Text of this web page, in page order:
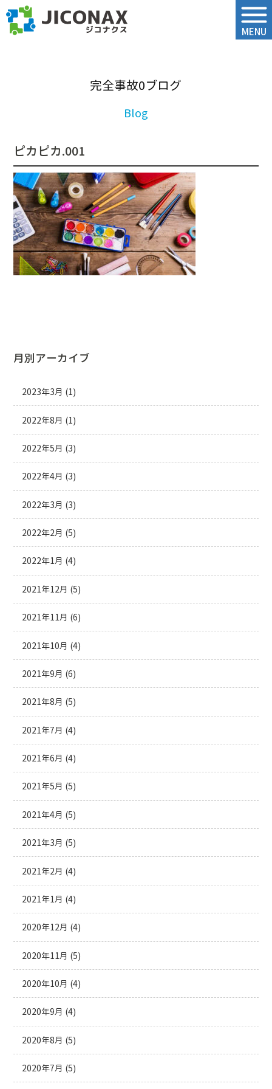
MENU
完全事故0ブログ
ピカピカ.001
月別アーカイブ
2023年3月 (1)
2022年8月 (1)
2022年5月 (3)
2022年4月 (3)
2022年3月 (3)
2022年2月 (5)
2022年1月 (4)
2021年12月 (5)
2021年11月 (6)
2021年10月 (4)
2021年9月 (6)
2021年8月 (5)
2021年7月 (4)
2021年6月 (4)
2021年5月 (5)
2021年4月 (5)
2021年3月 (5)
2021年2月 (4)
2021年1月 (4)
2020年12月 (4)
2020年11月 (5)
2020年10月 (4)
2020年9月 (4)
2020年8月 (5)
2020年7月 (5)